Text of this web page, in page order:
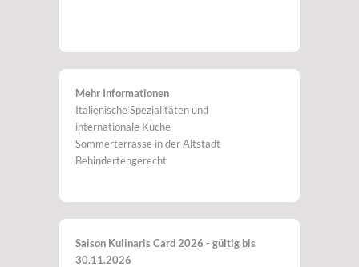
Mehr Informationen
Italienische Spezialitäten und
internationale Küche
Sommerterrasse in der Altstadt
Behindertengerecht
Saison Kulinaris Card 2026 - gültig bis
30.11.2026